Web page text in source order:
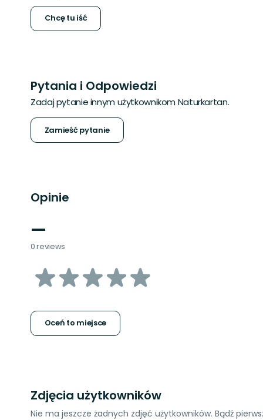
Chcę tu iść
Pytania i Odpowiedzi
Zadaj pytanie innym użytkownikom Naturkartan.
Zamieść pytanie
Opinie
—
0 reviews
z
gwiazdek
Oceń to miejsce
Zdjęcia użytkowników
Nie ma jeszcze żadnych zdjęć użytkowników. Bądź